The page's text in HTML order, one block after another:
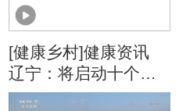
[健康乡村]健康资讯
辽宁：将启动十个健
康干预项目